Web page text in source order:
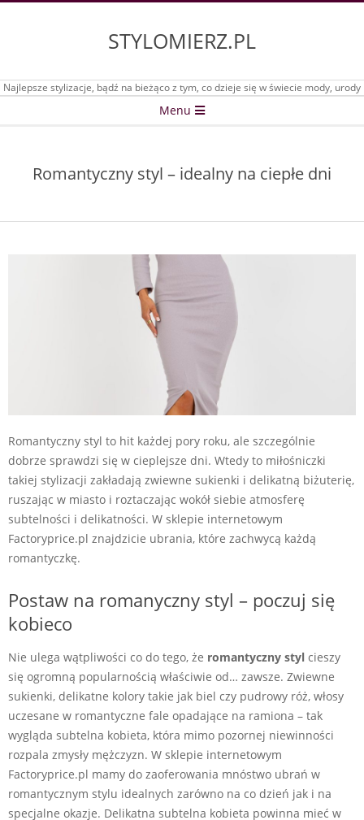
STYLOMIERZ.PL
Najlepsze stylizacje, bądź na bieżąco z tym, co dzieje się w świecie mody, urody
Menu
Romantyczny styl – idealny na ciepłe dni
Romantyczny styl to hit każdej pory roku, ale szczególnie
dobrze sprawdzi się w cieplejsze dni. Wtedy to miłośniczki
takiej stylizacji zakładają zwiewne sukienki i delikatną biżuterię,
ruszając w miasto i roztaczając wokół siebie atmosferę
subtelności i delikatności. W sklepie internetowym
Factoryprice.pl znajdzicie ubrania, które zachwycą każdą
romantyczkę.
Postaw na romanyczny styl – poczuj się
kobieco
Nie ulega wątpliwości co do tego, że romantyczny styl cieszy
się ogromną popularnością właściwie od… zawsze. Zwiewne
sukienki, delikatne kolory takie jak biel czy pudrowy róż, włosy
uczesane w romantyczne fale opadające na ramiona – tak
wygląda subtelna kobieta, która mimo pozornej niewinności
rozpala zmysły mężczyzn. W sklepie internetowym
Factoryprice.pl mamy do zaoferowania mnóstwo ubrań w
romantycznym stylu idealnych zarówno na co dzień jak i na
specjalne okazje. Delikatna subtelna kobieta powinna mieć w